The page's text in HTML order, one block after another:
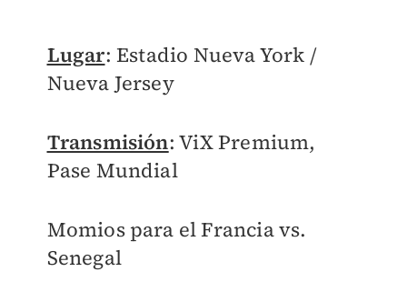
Lugar: Estadio Nueva York /
Nueva Jersey
Transmisión: ViX Premium,
Pase Mundial
Momios para el Francia vs.
Senegal